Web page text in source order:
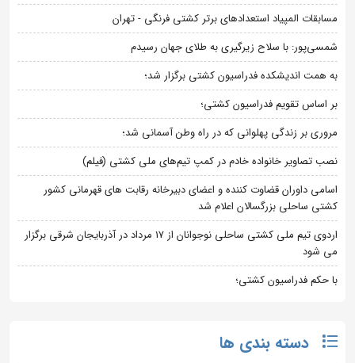
مسابقات المپیاد استعدادهای برتر کشتی فرنگی - تهران
شمسی‌پور: با سلاح زیرگیری به طلای جهان رسیدم
به همت اندیشکده فدراسیون کشتی برگزار شد؛
بر اساس تقویم فدراسیون کشتی؛
مروری بر زندگی پهلوانی که در راه وطن آسمانی شد؛
نصب تصاویر خانواده خادم در کمپ تیم‌های ملی کشتی (فیلم)
اسامی داوران قضاوت کننده و اعضای دبیرخانه رقابت های قهرمانی کشور
کشتی ساحلی بزرگسالان اعلام شد
اردوی تیم ملی کشتی ساحلی نوجوانان از 17 مرداد در آذربایجان شرقی برگزار
می شود
با حکم فدراسیون کشتی؛
دسته بندی ها